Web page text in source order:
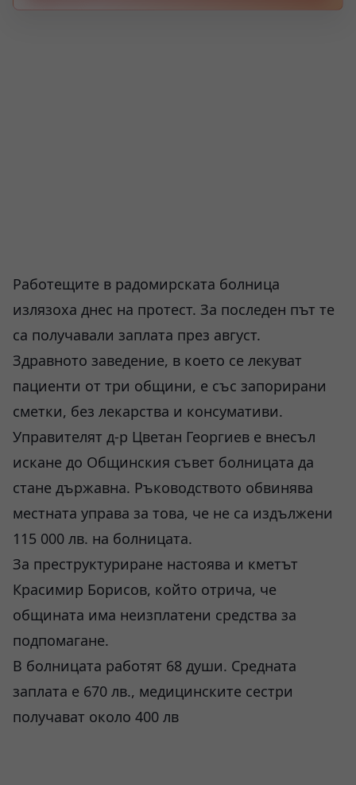
Работещите в радомирската болница
излязоха днес на протест. За последен път те
са получавали заплата през август.
Здравното заведение, в което се лекуват
пациенти от три общини, е със запорирани
сметки, без лекарства и консумативи.
Управителят д-р Цветан Георгиев е внесъл
искане до Общинския съвет болницата да
стане държавна. Ръководството обвинява
местната управа за това, че не са издължени
115 000 лв. на болницата.
За преструктуриране настоява и кметът
Красимир Борисов, който отрича, че
общината има неизплатени средства за
подпомагане.
В болницата работят 68 души. Средната
заплата е 670 лв., медицинските сестри
получават около 400 лв